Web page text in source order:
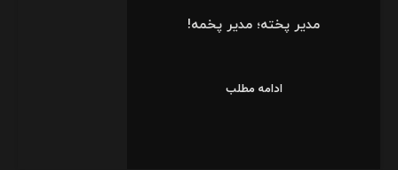
مدیر پخته؛ مدیر پخمه!
ادامه مطلب